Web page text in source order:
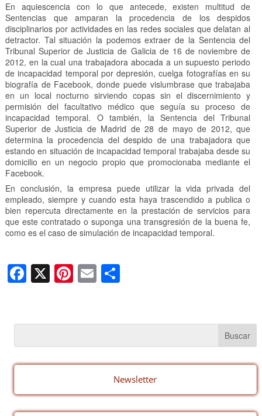
En aquiescencia con lo que antecede, existen multitud de
Sentencias que amparan la procedencia de los despidos
disciplinarios por actividades en las redes sociales que delatan al
detractor. Tal situación la podemos extraer de la Sentencia del
Tribunal Superior de Justicia de Galicia de 16 de noviembre de
2012, en la cual una trabajadora abocada a un supuesto periodo
de incapacidad temporal por depresión, cuelga fotografías en su
biografía de Facebook, donde puede vislumbrase que trabajaba
en un local nocturno sirviendo copas sin el discernimiento y
permisión del facultativo médico que seguía su proceso de
incapacidad temporal. O también, la Sentencia del Tribunal
Superior de Justicia de Madrid de 28 de mayo de 2012, que
determina la procedencia del despido de una trabajadora que
estando en situación de incapacidad temporal trabajaba desde su
domicilio en un negocio propio que promocionaba mediante el
Facebook.
En conclusión, la empresa puede utilizar la vida privada del
empleado, siempre y cuando esta haya trascendido a publica o
bien repercuta directamente en la prestación de servicios para
que este contratado o suponga una transgresión de la buena fe,
como es el caso de simulación de incapacidad temporal.
F
a
e
b
o
k
X Pi
nt
e
st
E
m
C
p
ar
tir
Newsletter